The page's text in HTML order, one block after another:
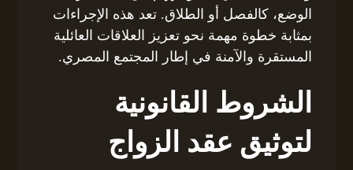
الوضع، كالفصل أو الطلاق. تعد هذه الإجراءات
بمثابة خطوة مهمة نحو تعزيز العلاقات العائلية
المستقرة والآمنة في إطار المجتمع المصري.
الشروط القانونية
لتوثيق عقد الزواج